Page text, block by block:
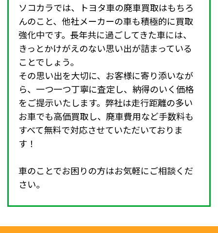
ソコカラでは、トヨタ車の廃車買取はもちろ
んのこと、他社メーカーの車も積極的に買取
強化中です。長年共に過ごしてきた車には、
きっとかけがえのない思い出が詰まっている
ことでしょう。
その思い出を大切に、お客様に寄り添いなが
ら、一つ一つ丁寧に査定し、納得のいく価格
をご提示いたします。弊社は走行距離の多い
お車でも高価買取し、廃車費用など手数料も
すべて無料で対応させていただいておりま
す！
車のことでお困りの方はお気軽にご相談くだ
さい。